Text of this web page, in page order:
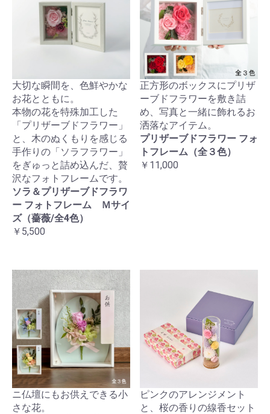
大切な瞬間を、色鮮やかな
お花とともに。
本物の花を特殊加工した
「プリザーブドフラワー」
と、木のぬくもりを感じる
手作りの「ソラフラワー」
をぎゅっと詰め込んだ、贅
沢なフォトフレームです。
ソラ＆プリザーブドフラワ
ー フォトフレーム Ｍサイ
ズ（薔薇/全4色）
￥5,500
正方形のボックスにプリザ
ーブドフラワーを敷き詰
め、写真と一緒に飾れるお
洒落なアイテム。
プリザーブドフラワー フォ
トフレーム（全３色）
￥11,000
ニ仏壇にもお供えできる小
さな花。
ピンクのアレンジメント
と、桜の香りの線香セット